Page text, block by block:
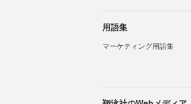
用語集
マーケティング用語集